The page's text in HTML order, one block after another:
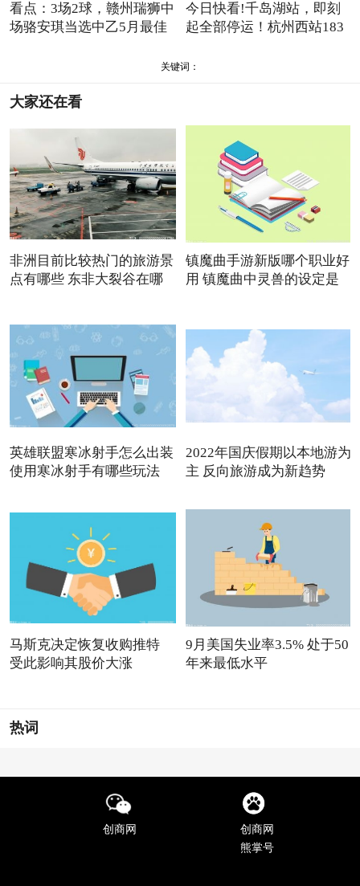
看点：3场2球，赣州瑞狮中
场骆安琪当选中乙5月最佳
今日快看!千岛湖站，即刻
起全部停运！杭州西站183
关键词：
大家还在看
非洲目前比较热门的旅游景
点有哪些 东非大裂谷在哪
镇魔曲手游新版哪个职业好
用 镇魔曲中灵兽的设定是
英雄联盟寒冰射手怎么出装
使用寒冰射手有哪些玩法
2022年国庆假期以本地游为
主 反向旅游成为新趋势
马斯克决定恢复收购推特
受此影响其股价大涨
9月美国失业率3.5% 处于50
年来最低水平
热词
创商网
创商网
熊掌号